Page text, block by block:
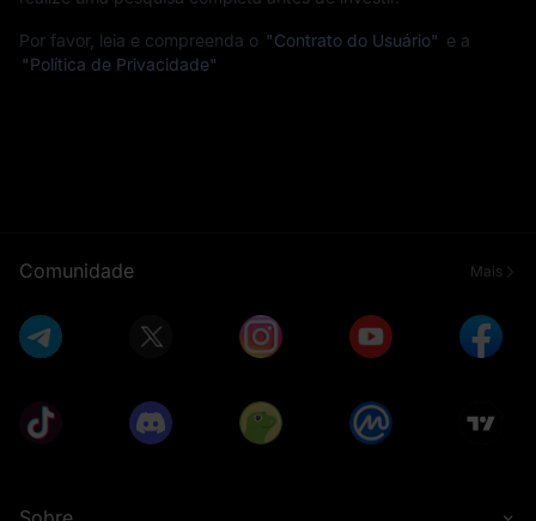
Por favor, leia e compreenda o "Contrato do Usuário" e a
"Política de Privacidade"
Comunidade Mais